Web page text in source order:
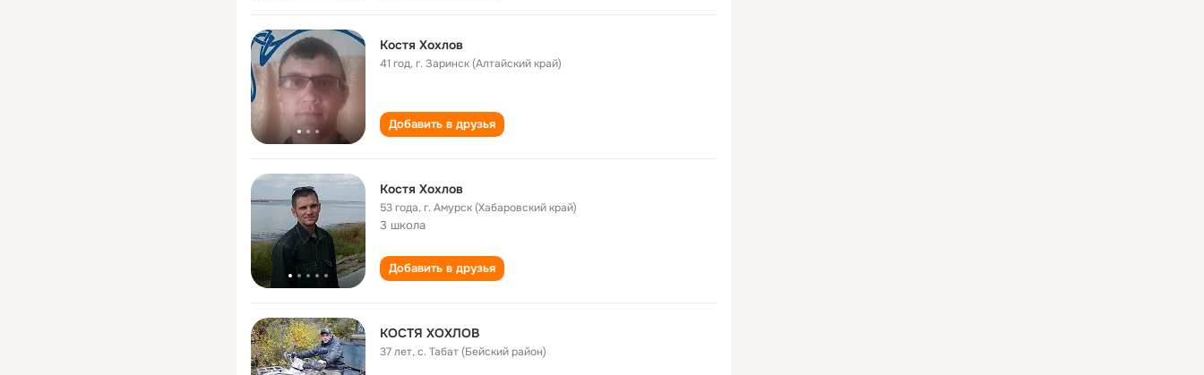
Костя Хохлов
41 год,г. Заринск (Алтайский край)
Добавить в друзья
Костя Хохлов
53 года,г. Амурск (Хабаровский край)
3 школа
Добавить в друзья
КОСТЯ ХОХЛОВ
37 лет,с. Табат (Бейский район)